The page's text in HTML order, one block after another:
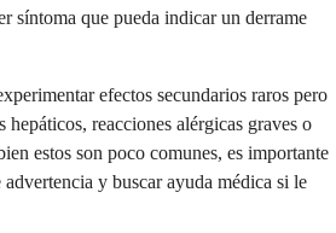
síntoma que pueda indicar un derrame
efectos secundarios raros pero
hepáticos, reacciones alérgicas graves o
estos son poco comunes, es importante
advertencia y buscar ayuda médica si le